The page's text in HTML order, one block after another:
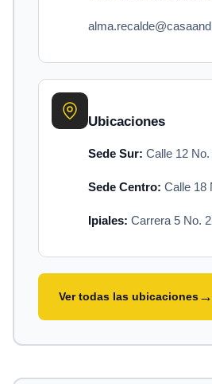
Ubicaciones
Sede Sur: Calle 12
Sede Centro: Calle 18
Ipiales: Carrera 5 No.
Ver todas las ubicaciones→